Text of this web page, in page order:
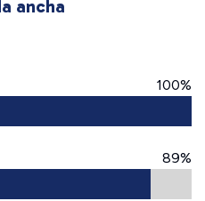
ancha
100%
89%